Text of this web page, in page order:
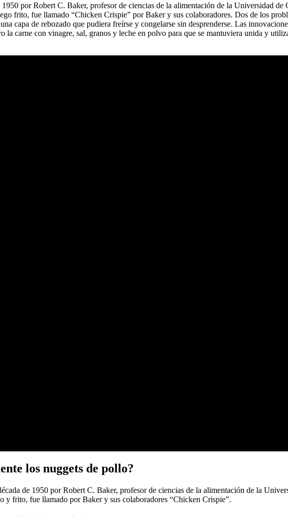
por Robert C. Baker, profesor de ciencias de la alimentación de la Universidad
frito, fue llamado “Chicken Crispie” por Baker y sus colaboradores. Dos de los
capa de rebozado que pudiera freírse y congelarse sin desprenderse. Las
carne con vinagre, sal, granos y leche en polvo para que se mantuviera unida y
los nuggets de pollo?
de 1950 por Robert C. Baker, profesor de ciencias de la alimentación de la
y frito, fue llamado por Baker y sus colaboradores “Chicken Crispie”.